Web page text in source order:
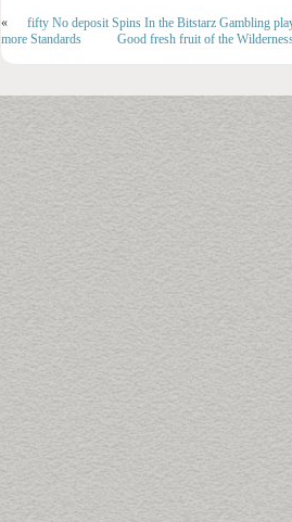
«
fifty No deposit Spins In the Bitstarz Gambling
more Standards
Good fresh fruit of the